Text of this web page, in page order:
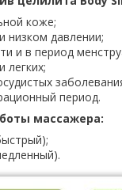
коже;
низком давлении;
и в период
легких;
период.
массажера: